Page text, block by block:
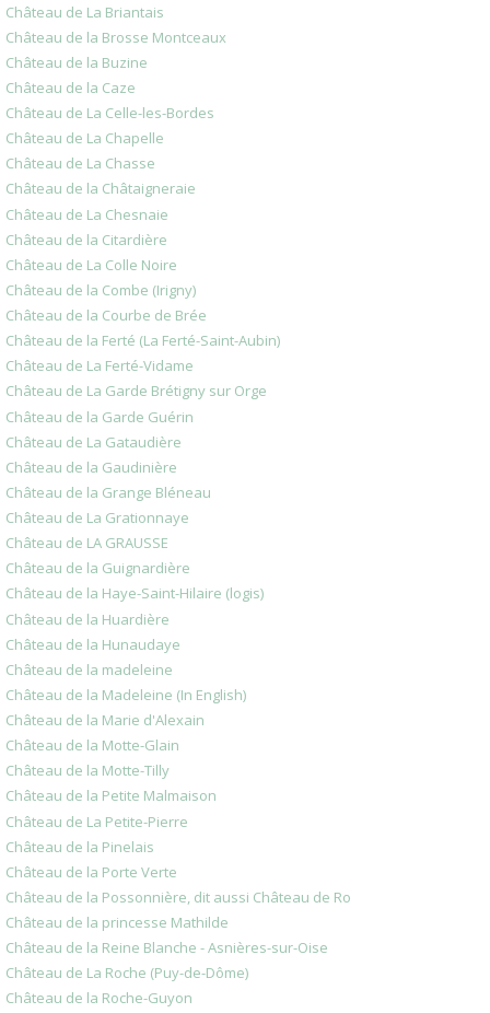
Château de La Briantais
Château de la Brosse Montceaux
Château de la Buzine
Château de la Caze
Château de La Celle-les-Bordes
Château de La Chapelle
Château de La Chasse
Château de la Châtaigneraie
Château de La Chesnaie
Château de la Citardière
Château de La Colle Noire
Château de la Combe (Irigny)
Château de la Courbe de Brée
Château de la Ferté (La Ferté-Saint-Aubin)
Château de La Ferté-Vidame
Château de La Garde Brétigny sur Orge
Château de la Garde Guérin
Château de La Gataudière
Château de la Gaudinière
Château de la Grange Bléneau
Château de La Grationnaye
Château de LA GRAUSSE
Château de la Guignardière
Château de la Haye-Saint-Hilaire (logis)
Château de la Huardière
Château de la Hunaudaye
Château de la madeleine
Château de la Madeleine (In English)
Château de la Marie d'Alexain
Château de la Motte-Glain
Château de la Motte-Tilly
Château de la Petite Malmaison
Château de La Petite-Pierre
Château de la Pinelais
Château de la Porte Verte
Château de la Possonnière, dit aussi Château de Ro
Château de la princesse Mathilde
Château de la Reine Blanche - Asnières-sur-Oise
Château de La Roche (Puy-de-Dôme)
Château de la Roche-Guyon